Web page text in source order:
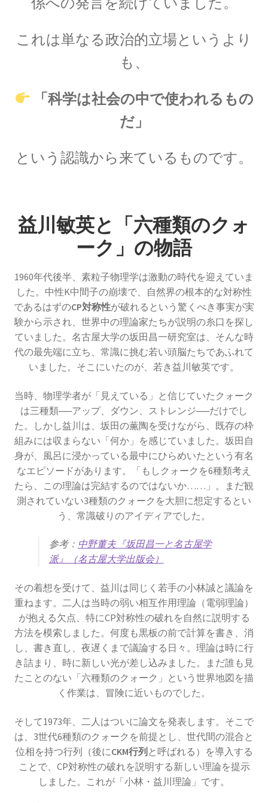
J・J・サクライ
【ハーバードを首席で卒業し49歳で夭折した天
才物理学者】
J・J・トムソン
【ジュールの法則｜熱の仕事当量の数値化】
J・R・マイヤー
【熱と仕事の変換｜エネルギーの概念の確立に
J・チャドウィック
【中性子を発見しガン治療に応用｜マンハッタ
ン計画でのリーダー】
K・シュヴァルツシルト
‗【相対性理論から 重力場を記述したドイツ人｜シュヴァルツシルト
L・オイラー
【失明して単眼の巨人（サイクロプス）と呼ば
れた｜自然対数を定式化】
P・V・ミュッセンブルーク
【ライデン瓶を発明し静電気の基礎を確立】
これは単なる政治的立場というより
も、
「科学は社会の中で使われるもの
だ」
という認識から来ているものです。
益川敏英と「六種類のクォ
ーク」の物語
1960年代後半、素粒子物理学は激動の時代を迎えていま
した。中性K中間子の崩壊で、自然界の根本的な対称性
であるはずのCP対称性が破れるという驚くべき事実が実
験から示され、世界中の理論家たちが説明の糸口を探し
ていました。名古屋大学の坂田昌一研究室は、そんな時
代の最先端に立ち、常識に挑む若い頭脳たちであふれて
いました。そこにいたのが、若き益川敏英です。
当時、物理学者が「見えている」と信じていたクォーク
は三種類──アップ、ダウン、ストレンジ──だけでし
た。しかし益川は、坂田の薫陶を受けながら、既存の枠
組みには収まらない「何か」を感じていました。坂田自
身が、風呂に浸かっている最中にひらめいたという有名
なエピソードがあります。「もしクォークを6種類考え
たら、この理論は完結するのではないか……」。まだ観
測されていない3種類のクォークを大胆に想定するとい
う、常識破りのアイディアでした。
参考： 中野董夫『坂田昌一と名古屋学
派』（名古屋大学出版会）
その着想を受けて、益川は同じく若手の小林誠と議論を
重ねます。二人は当時の弱い相互作用理論（電弱理論）
が抱える欠点、特にCP対称性の破れを自然に説明する
方法を模索しました。何度も黒板の前で計算を書き、消
し、書き直し、夜遅くまで議論する日々。理論は時に行
き詰まり、時に新しい光が差し込みました。まだ誰も見
たことのない「六種類のクォーク」という世界地図を描
く作業は、冒険に近いものでした。
そして1973年、二人はついに論文を発表します。そこで
は、3世代6種類のクォークを前提とし、世代間の混合と
位相を持つ行列（後にCKM行列と呼ばれる）を導入する
ことで、CP対称性の破れを説明する新しい理論を提示
しました。これが「小林・益川理論」です。